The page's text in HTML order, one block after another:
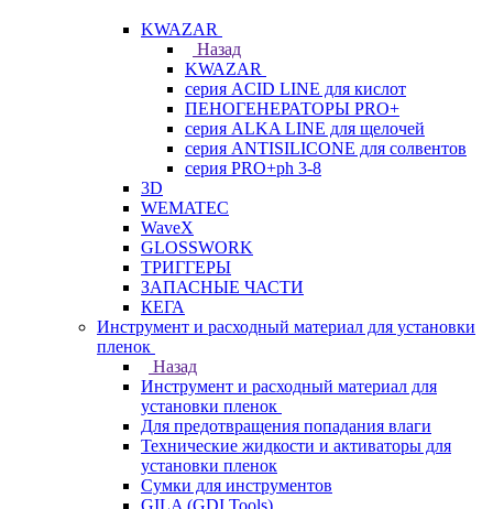
KWAZAR
Назад
KWAZAR
серия ACID LINE для кислот
ПЕНОГЕНЕРАТОРЫ PRO+
серия ALKA LINE для щелочей
серия ANTISILICONE для солвентов
серия PRO+ph 3-8
3D
WEMATEC
WaveX
GLOSSWORK
ТРИГГЕРЫ
ЗАПАСНЫЕ ЧАСТИ
КЕГА
Инструмент и расходный материал для установки
пленок
Назад
Инструмент и расходный материал для
установки пленок
Для предотвращения попадания влаги
Технические жидкости и активаторы для
установки пленок
Сумки для инструментов
GILA (GDI Tools)